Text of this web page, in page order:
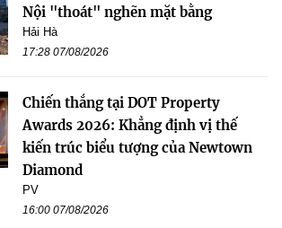
Nội "thoát" nghẽn mặt bằng
Hải Hà
17:28 07/08/2026
Chiến thắng tại DOT Property
Awards 2026: Khẳng định vị thế
kiến trúc biểu tượng của Newtown
Diamond
PV
16:00 07/08/2026